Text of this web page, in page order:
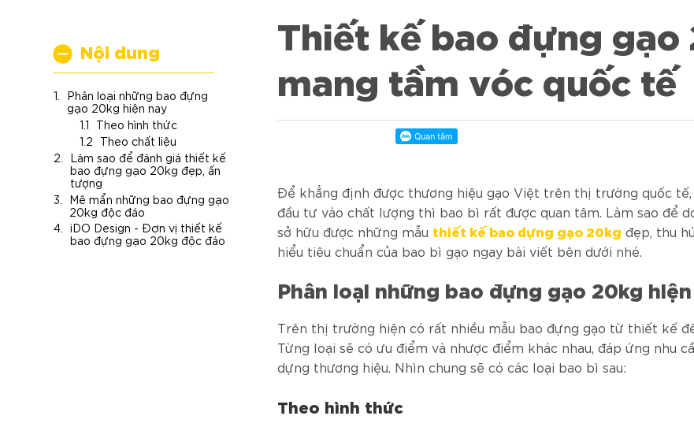
Nội dung
Phân loại những bao đựng
gạo 20kg hiện nay
Theo hình thức
Theo chất liệu
Làm sao để đánh giá thiết kế
bao đựng gạo 20kg đẹp, ấn
tượng
Mê mẩn những bao đựng gạo
20kg độc đáo
iDO Design - Đơn vị thiết kế
bao đựng gạo 20kg độc đáo
Thiết kế bao đựng gạo
mang tầm vóc quốc tế
Để khẳng định được thương hiệu gạo Việt trên thị trường quốc tế,
đầu tư vào chất lượng thì bao bì rất được quan tâm. Làm sao để
sở hữu được những mẫu thiết kế bao đựng gạo 20kg đẹp, thu
hiểu tiêu chuẩn của bao bì gạo ngay bài viết bên dưới nhé.
Phân loại những bao đựng gạo 20kg
Trên thị trường hiện có rất nhiều mẫu bao đựng gạo từ thiết kế
Từng loại sẽ có ưu điểm và nhược điểm khác nhau, đáp ứng nhu
dựng thương hiệu. Nhìn chung sẽ có các loại bao bì sau:
Theo hình thức